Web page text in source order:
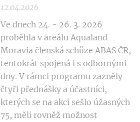
12.04.2026
Ve dnech 24. - 26. 3. 2026
proběhla v areálu Aqualand
Moravia členská schůze ABAS ČR,
tentokrát spojená i s odbornými
dny. V rámci programu zazněly
čtyři přednášky a účastníci,
kterých se na akci sešlo úžasných
75, měli rovněž možnost